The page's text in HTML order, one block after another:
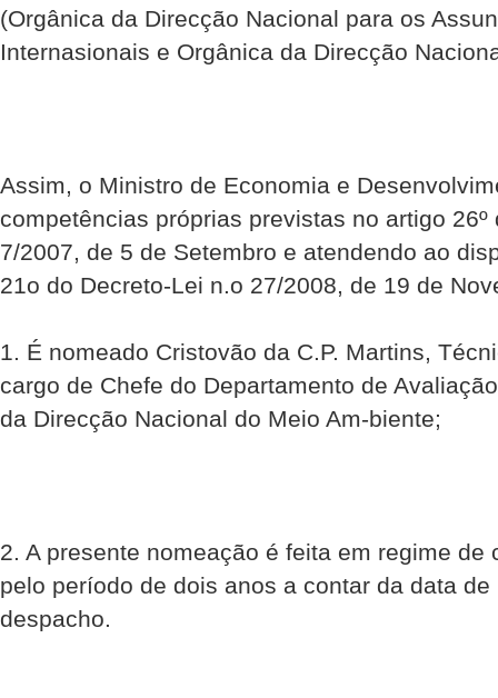
(Orgânica da Direcção Nacional para os
Internasionais e Orgânica da Direcção
Assim, o Ministro de Economia e
competências próprias previstas no artigo 26º
7/2007, de 5 de Setembro e atendendo ao
21o do Decreto-Lei n.o 27/2008, de 19 de
1. É nomeado Cristovão da C.P. Martins,
cargo de Chefe do Departamento de
da Direcção Nacional do Meio Am-biente;
2. A presente nomeação é feita em regime de
pelo período de dois anos a contar da data
despacho.